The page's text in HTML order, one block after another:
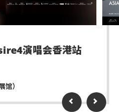
台：
被使用或转售、分享予他人
国际博览馆管理有限公司及
票之决定权。
候方可进场，惟不能保证迟
有限公司所发出之书面同意
不得携带任何动物进入场
演唱会香港站
）